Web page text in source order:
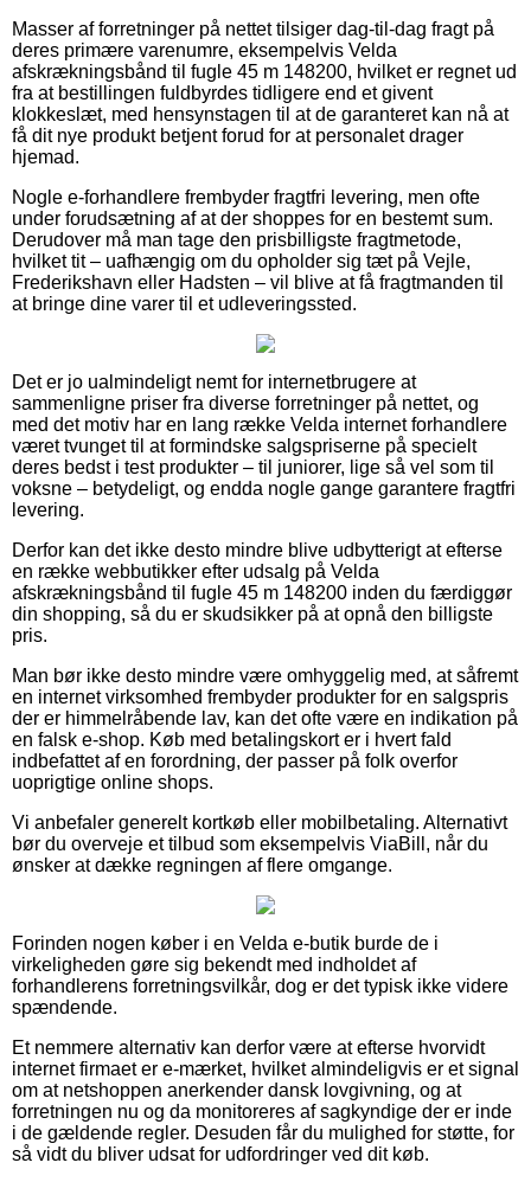
Masser af forretninger på nettet tilsiger dag-til-dag fragt på
deres primære varenumre, eksempelvis Velda
afskrækningsbånd til fugle 45 m 148200, hvilket er regnet ud
fra at bestillingen fuldbyrdes tidligere end et givent
klokkeslæt, med hensynstagen til at de garanteret kan nå at
få dit nye produkt betjent forud for at personalet drager
hjemad.
Nogle e-forhandlere frembyder fragtfri levering, men ofte
under forudsætning af at der shoppes for en bestemt sum.
Derudover må man tage den prisbilligste fragtmetode,
hvilket tit – uafhængig om du opholder sig tæt på Vejle,
Frederikshavn eller Hadsten – vil blive at få fragtmanden til
at bringe dine varer til et udleveringssted.
Det er jo ualmindeligt nemt for internetbrugere at
sammenligne priser fra diverse forretninger på nettet, og
med det motiv har en lang række Velda internet forhandlere
været tvunget til at formindske salgspriserne på specielt
deres bedst i test produkter – til juniorer, lige så vel som til
voksne – betydeligt, og endda nogle gange garantere fragtfri
levering.
Derfor kan det ikke desto mindre blive udbytterigt at efterse
en række webbutikker efter udsalg på Velda
afskrækningsbånd til fugle 45 m 148200 inden du færdiggør
din shopping, så du er skudsikker på at opnå den billigste
pris.
Man bør ikke desto mindre være omhyggelig med, at såfremt
en internet virksomhed frembyder produkter for en salgspris
der er himmelråbende lav, kan det ofte være en indikation på
en falsk e-shop. Køb med betalingskort er i hvert fald
indbefattet af en forordning, der passer på folk overfor
uoprigtige online shops.
Vi anbefaler generelt kortkøb eller mobilbetaling. Alternativt
bør du overveje et tilbud som eksempelvis ViaBill, når du
ønsker at dække regningen af flere omgange.
Forinden nogen køber i en Velda e-butik burde de i
virkeligheden gøre sig bekendt med indholdet af
forhandlerens forretningsvilkår, dog er det typisk ikke videre
spændende.
Et nemmere alternativ kan derfor være at efterse hvorvidt
internet firmaet er e-mærket, hvilket almindeligvis er et signal
om at netshoppen anerkender dansk lovgivning, og at
forretningen nu og da monitoreres af sagkyndige der er inde
i de gældende regler. Desuden får du mulighed for støtte, for
så vidt du bliver udsat for udfordringer ved dit køb.